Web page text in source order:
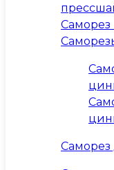
Саморез
Саморез